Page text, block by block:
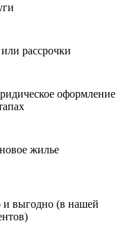
рассрочки
оформление
жилье
выгодно (в нашей